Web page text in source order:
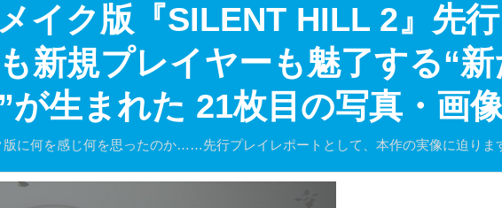
イク版『SILENT HILL 2』先
新規プレイヤーも魅了する“
が生まれた 21枚目の写真・画
に何を感じ何を思ったのか……先行プレイレポートとして、本作の実像に迫りま